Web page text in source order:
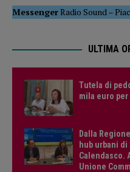
MessengerRadio Sound–
ULTIMA
Tutela di
mila euro
Dalla
hub urbani
Calendasco.
Unione